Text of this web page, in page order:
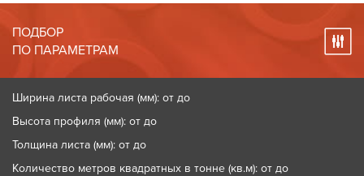
ПОДБОР
ПО ПАРАМЕТРАМ
Ширина листа рабочая (мм): от до
Высота профиля (мм): от до
Толщина листа (мм): от до
Количество метров квадратных в тонне (кв.м): от до